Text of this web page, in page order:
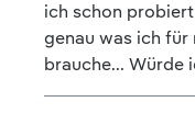
ich schon
genau was ich für
brauche... Würde